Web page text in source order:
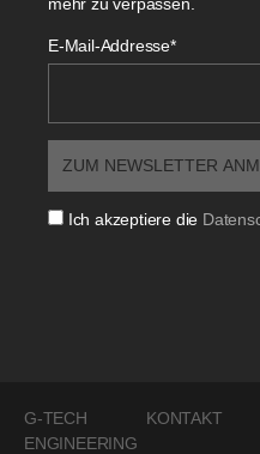
E-Mail-Addresse*
Ich akzeptiere die
G-TECH
ENGINEERING
KONTAKT